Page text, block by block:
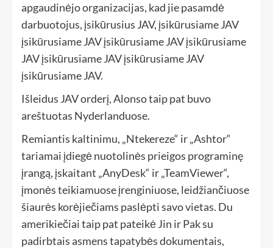
apgaudinėjo organizacijas, kad jie pasamdė
darbuotojus, įsikūrusius JAV, įsikūrusiame JAV
įsikūrusiame JAV įsikūrusiame JAV įsikūrusiame
JAV įsikūrusiame JAV įsikūrusiame JAV
įsikūrusiame JAV.
Išleidus JAV orderį, Alonso taip pat buvo
areštuotas Nyderlanduose.
Remiantis kaltinimu, „Ntekereze“ ir „Ashtor“
tariamai įdiegė nuotolinės prieigos programinę
įrangą, įskaitant „AnyDesk“ ir „TeamViewer“,
įmonės teikiamuose įrenginiuose, leidžiančiuose
šiaurės korėjiečiams paslėpti savo vietas. Du
amerikiečiai taip pat pateikė Jin ir Pak su
padirbtais asmens tapatybės dokumentais,